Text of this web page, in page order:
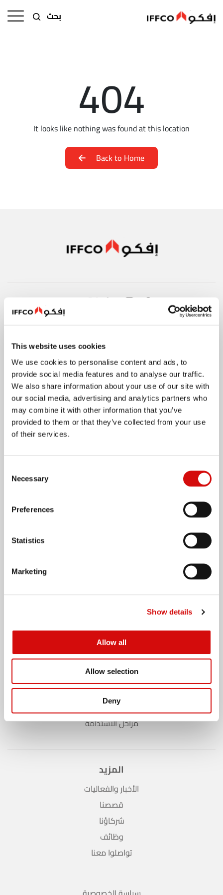
This website uses cookies
We use cookies to personalise content and ads, to
provide social media features and to analyse our traffic.
We also share information about your use of our site with
our social media, advertising and analytics partners who
may combine it with other information that you’ve
provided to them or that they’ve collected from your use
of their services.
Selection
Necessary
Preferences
Statistics
Marketing
Show details
Allow all
Allow selection
Deny
بحث
404
It looks like nothing was found at this location
Back to Home
نبذة عن الشركة
حقائق سريعة
تاريخنا
قيمنا
سلامة الأغذية وجودتها
الاستدامة
انجازاتنا
الاستراتيجية
مراحل الاستدامة
المزيد
الأخبار والفعاليات
قصصنا
شركاؤنا
وظائف
تواصلوا معنا